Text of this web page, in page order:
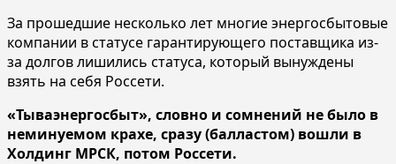
За прошедшие несколько лет многие энергосбытовые
компании в статусе гарантирующего поставщика из-
за долгов лишились статуса, который вынуждены
взять на себя Россети.
«Тываэнергосбыт», словно и сомнений не было в
неминуемом крахе, сразу (балластом) вошли в
Холдинг МРСК, потом Россети.